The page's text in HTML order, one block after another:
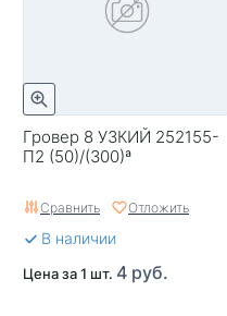
Гровер 8 УЗКИЙ 252155-
П2 (50)/(300)ª
Сравнить Отложить
В наличии
Цена за 1 шт. 4 руб.